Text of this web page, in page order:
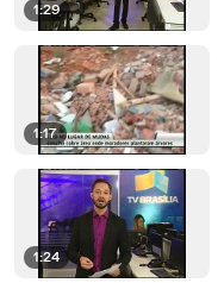
1:29
1:17
1:24